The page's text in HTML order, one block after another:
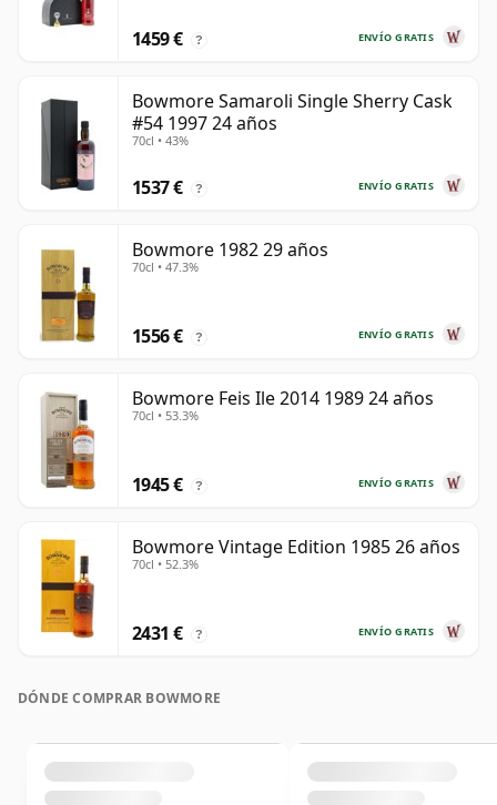
ENVÍO GRATIS
1459 € ?
Bowmore Samaroli Single Sherry Cask
#54 1997 24 años
70cl • 43%
ENVÍO GRATIS
1537 € ?
Bowmore 1982 29 años
70cl • 47.3%
ENVÍO GRATIS
1556 € ?
Bowmore Feis Ile 2014 1989 24 años
70cl • 53.3%
ENVÍO GRATIS
1945 € ?
Bowmore Vintage Edition 1985 26 años
70cl • 52.3%
ENVÍO GRATIS
2431 € ?
DÓNDE COMPRAR BOWMORE